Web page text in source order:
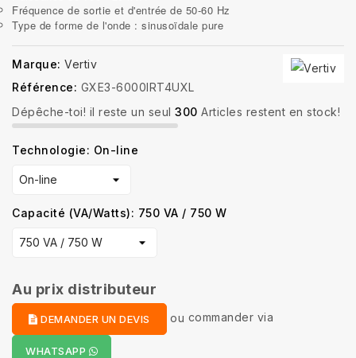
Fréquence de sortie et d'entrée de 50-60 Hz
Type de forme de l'onde : sinusoïdale pure
Marque: Vertiv
Référence: GXE3-6000IRT4UXL
Dépêche-toi! il reste un seul 300 Articles restent en stock!
Technologie: On-line
Capacité (VA/Watts): 750 VA / 750 W
Au prix distributeur
DEMANDER UN DEVIS ou commander via
WHATSAPP